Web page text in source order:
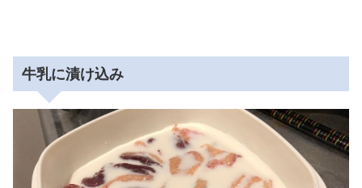
牛乳に漬け込み